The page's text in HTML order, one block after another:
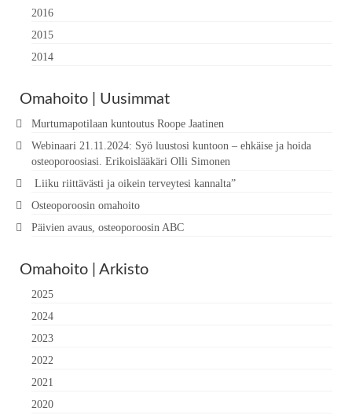
2016
2015
2014
Omahoito | Uusimmat
Murtumapotilaan kuntoutus Roope Jaatinen
Webinaari 21.11.2024: Syö luustosi kuntoon – ehkäise ja hoida
osteoporoosiasi. Erikoislääkäri Olli Simonen
Liiku riittävästi ja oikein terveytesi kannalta”
Osteoporoosin omahoito
Päivien avaus, osteoporoosin ABC
Omahoito | Arkisto
2025
2024
2023
2022
2021
2020